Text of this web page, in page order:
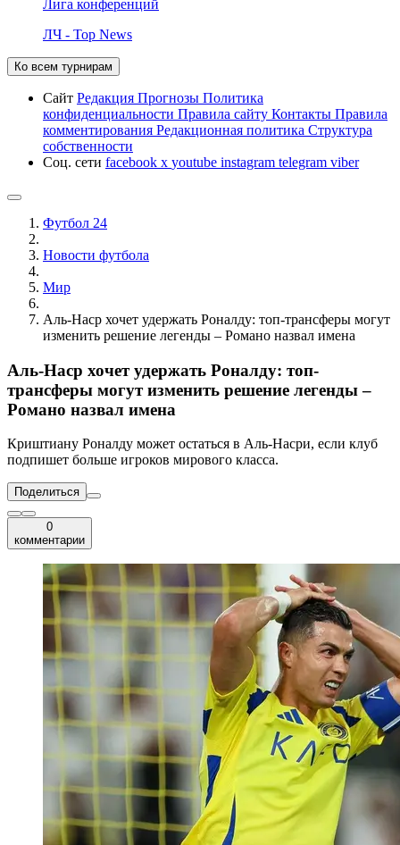
Лига конференций
ЛЧ - Top News
Ко всем турнирам
Сайт Редакция Прогнозы Политика
конфиденциальности Правила сайту Контакты Правила
комментирования Редакционная политика Структура
собственности
Соц. сети facebook x youtube instagram telegram viber
Футбол 24
Новости футбола
Мир
Аль-Наср хочет удержать Роналду: топ-трансферы могут
изменить решение легенды – Романо назвал имена
Аль-Наср хочет удержать Роналду: топ-
трансферы могут изменить решение легенды –
Романо назвал имена
Криштиану Роналду может остаться в Аль-Насри, если клуб
подпишет больше игроков мирового класса.
Поделиться
0
комментарии